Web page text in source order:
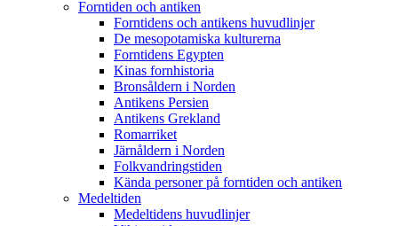
Forntiden och antiken
Forntidens och antikens huvudlinjer
De mesopotamiska kulturerna
Forntidens Egypten
Kinas fornhistoria
Bronsåldern i Norden
Antikens Persien
Antikens Grekland
Romarriket
Järnåldern i Norden
Folkvandringstiden
Kända personer på forntiden och antiken
Medeltiden
Medeltidens huvudlinjer